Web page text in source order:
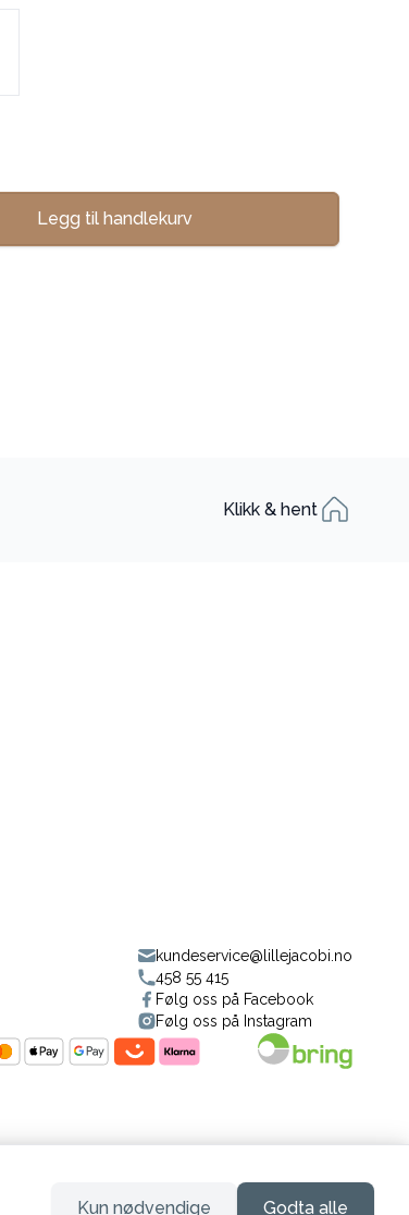
Legg til handlekurv
Klikk & hent
kundeservice@lillejacobi.no
458 55 415
Følg oss på Facebook
Følg oss på Instagram
Kun nødvendige Godta alle